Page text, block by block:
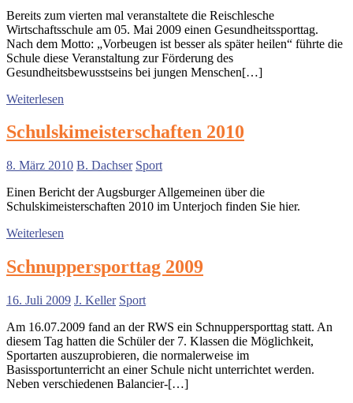
Bereits zum vierten mal veranstaltete die Reischlesche
Wirtschaftsschule am 05. Mai 2009 einen Gesundheitssporttag.
Nach dem Motto: „Vorbeugen ist besser als später heilen“ führte die
Schule diese Veranstaltung zur Förderung des
Gesundheitsbewusstseins bei jungen Menschen[…]
Weiterlesen
Schulskimeisterschaften 2010
8. März 2010 B. Dachser Sport
Einen Bericht der Augsburger Allgemeinen über die
Schulskimeisterschaften 2010 im Unterjoch finden Sie hier.
Weiterlesen
Schnuppersporttag 2009
16. Juli 2009 J. Keller Sport
Am 16.07.2009 fand an der RWS ein Schnuppersporttag statt. An
diesem Tag hatten die Schüler der 7. Klassen die Möglichkeit,
Sportarten auszuprobieren, die normalerweise im
Basissportunterricht an einer Schule nicht unterrichtet werden.
Neben verschiedenen Balancier-[…]